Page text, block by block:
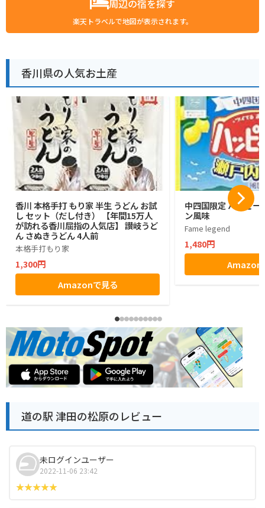
周辺の宿を探す
楽天トラベルで地図が表示されます。
香川県の人気お土産
香川 本格手打 もり家 半生 うどん お試
し セット（だし付き） 【年間15万人
が訪れる香川屈指の人気店】 讃岐うど
ん さぬきうどん 4人前
本格手打もり家
1,300円
Amazonで見る
中四国限定 ハッピー
ン風味
Fame legend
1,480円
Amazon
道の駅 津田の松原のレビュー
未ログインユーザー
2022-11-06 23:42